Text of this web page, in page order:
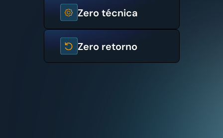
Zero técnica
Zero retorno